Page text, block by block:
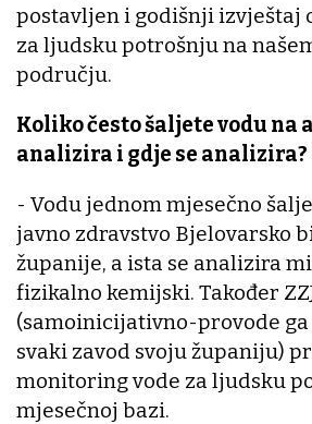
postavljen i godišnji izvještaj
za ljudsku potrošnju na
području.
Koliko često šaljete vodu na
analizira i gdje se analizira?
- Vodu jednom mjesečno
javno zdravstvo Bjelovarsko
županije, a ista se analizira
fizikalno kemijski. Također
(samoinicijativno-provode ga
svaki zavod svoju županiju)
monitoring vode za ljudsku
mjesečnoj bazi.